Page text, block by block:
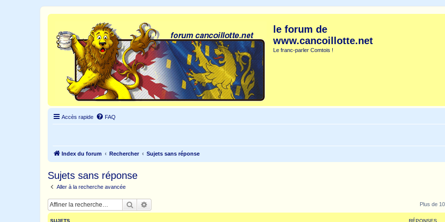
le forum de
www.cancoillotte.net
Le franc-parler Comtois !
Accès rapide FAQ
Index du forum Rechercher Sujets sans réponse
Sujets sans réponse
Aller à la recherche avancée
Rechercher Plus de
SUJETS RÉPONSES